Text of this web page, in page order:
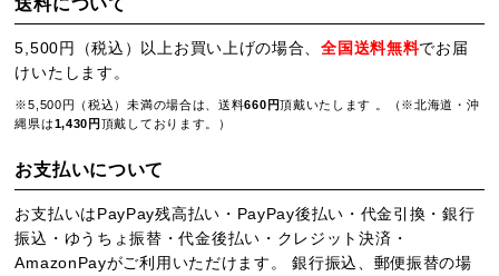
5,500円（税込）以上お買い上げの場合、全国送料無料でお届
けいたします。
※5,500円（税込）未満の場合は、送料660円頂戴いたします 。（※北海道・沖
縄県は1,430円 頂戴しております。）
お支払いについて
お支払いはPayPay残高払い・PayPay後払い・代金引換・銀行
振込・ゆうちょ振替・代金後払い・クレジット決済・
AmazonPayがご利用いただけます。 銀行振込、郵便振替の場